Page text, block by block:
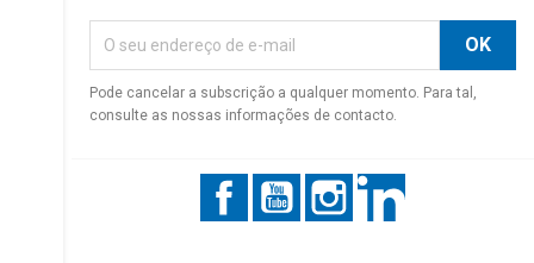
Pode cancelar a subscrição a qualquer momento. Para tal,
consulte as nossas informações de contacto.
FacebookYouTubeInstagram